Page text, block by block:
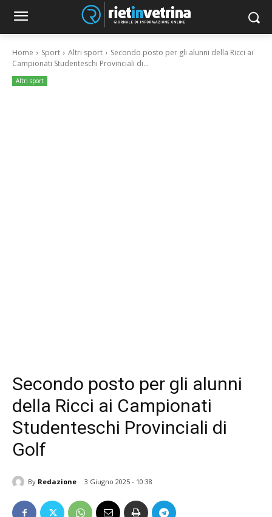
Home Sport Altri sport
Secondo posto per gli alunni della Ricci ai
Campionati Studenteschi Provinciali di...
Altri sport
Secondo posto per gli alunni
della Ricci ai Campionati
Studenteschi Provinciali di
Golf
By Redazione 3 Giugno 2025 - 10:38